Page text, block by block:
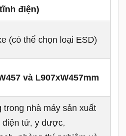
điện)
(có thể chọn loại ESD)
và L907xW457mm
trong nhà máy sản xuất
điện tử, y dược,